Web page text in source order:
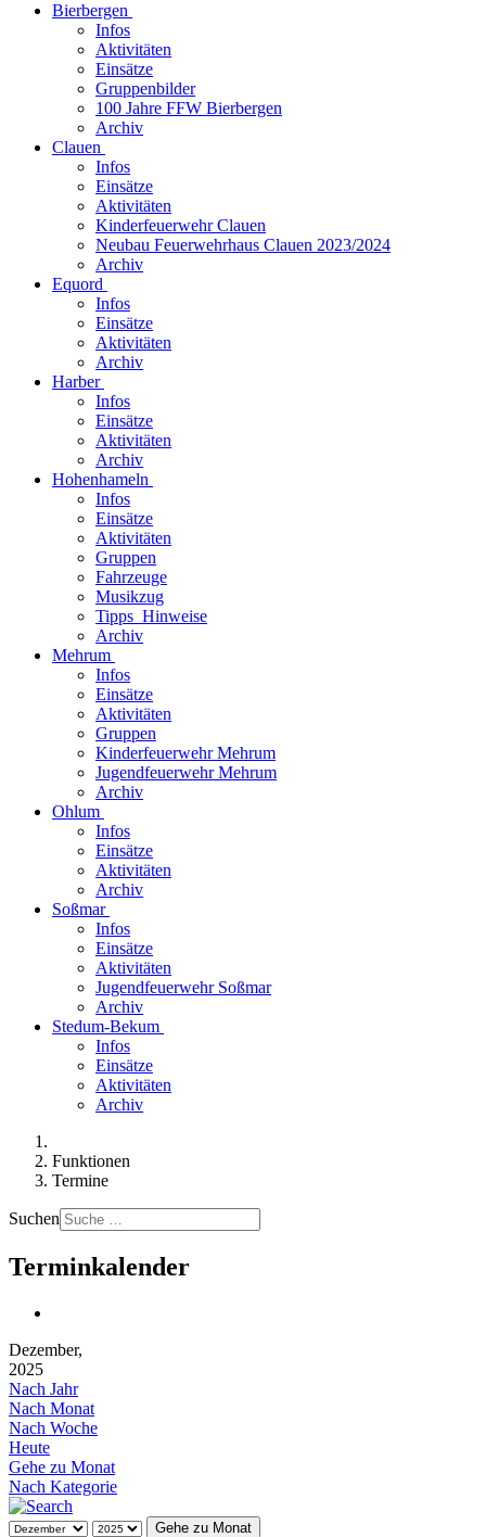
Bierbergen
Infos
Aktivitäten
Einsätze
Gruppenbilder
100 Jahre FFW Bierbergen
Archiv
Clauen
Infos
Einsätze
Aktivitäten
Kinderfeuerwehr Clauen
Neubau Feuerwehrhaus Clauen 2023/2024
Archiv
Equord
Infos
Einsätze
Aktivitäten
Archiv
Harber
Infos
Einsätze
Aktivitäten
Archiv
Hohenhameln
Infos
Einsätze
Aktivitäten
Gruppen
Fahrzeuge
Musikzug
Tipps_Hinweise
Archiv
Mehrum
Infos
Einsätze
Aktivitäten
Gruppen
Kinderfeuerwehr Mehrum
Jugendfeuerwehr Mehrum
Archiv
Ohlum
Infos
Einsätze
Aktivitäten
Archiv
Soßmar
Infos
Einsätze
Aktivitäten
Jugendfeuerwehr Soßmar
Archiv
Stedum-Bekum
Infos
Einsätze
Aktivitäten
Archiv
Funktionen
Termine
Suchen
Terminkalender
Dezember,
2025
Nach Jahr
Nach Monat
Nach Woche
Heute
Gehe zu Monat
Nach Kategorie
Gehe zu Monat